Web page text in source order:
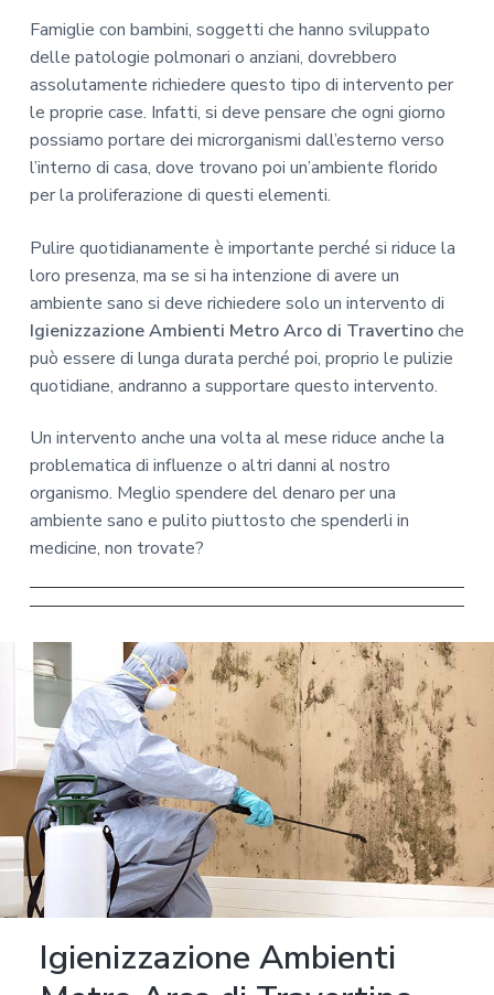
Famiglie con bambini, soggetti che hanno sviluppato
delle patologie polmonari o anziani, dovrebbero
assolutamente richiedere questo tipo di intervento per
le proprie case. Infatti, si deve pensare che ogni giorno
possiamo portare dei microrganismi dall’esterno verso
l’interno di casa, dove trovano poi un’ambiente florido
per la proliferazione di questi elementi.
Pulire quotidianamente è importante perché si riduce la
loro presenza, ma se si ha intenzione di avere un
ambiente sano si deve richiedere solo un intervento di
Igienizzazione Ambienti Metro Arco di Travertinoche
può essere di lunga durata perché poi, proprio le pulizie
quotidiane, andranno a supportare questo intervento.
Un intervento anche una volta al mese riduce anche la
problematica di influenze o altri danni al nostro
organismo. Meglio spendere del denaro per una
ambiente sano e pulito piuttosto che spenderli in
medicine, non trovate?
Igienizzazione Ambienti